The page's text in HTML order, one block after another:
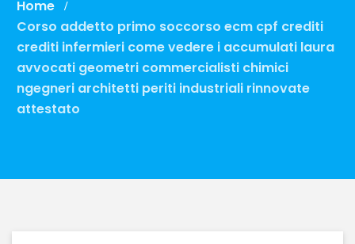
Home
Corso addetto primo soccorso ecm cpf crediti
crediti infermieri come vedere i accumulati laura
avvocati geometri commercialisti chimici
ngegneri architetti periti industriali rinnovate
attestato